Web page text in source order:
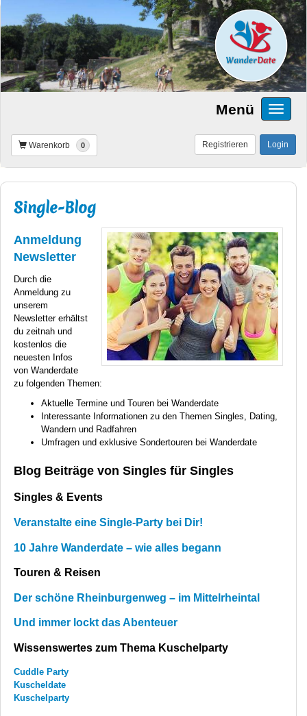
Menü
Warenkorb 0 Login
Registrieren
Single-Blog
Anmeldung
Newsletter
Durch die
Anmeldung zu
unserem
Newsletter erhältst
du zeitnah und
kostenlos die
neuesten Infos
von Wanderdate
zu folgenden Themen:
Aktuelle Termine und Touren bei Wanderdate
Interessante Informationen zu den Themen Singles, Dating,
Wandern und Radfahren
Umfragen und exklusive Sondertouren bei Wanderdate
Blog Beiträge von Singles für Singles
Singles & Events
Veranstalte eine Single-Party bei Dir!
10 Jahre Wanderdate – wie alles begann
Touren & Reisen
Der schöne Rheinburgenweg – im Mittelrheintal
Und immer lockt das Abenteuer
Wissenswertes zum Thema Kuschelparty
Cuddle Party
Kuscheldate
Kuschelparty